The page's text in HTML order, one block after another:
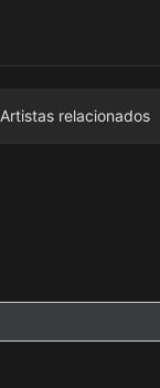
Artistas relacionados